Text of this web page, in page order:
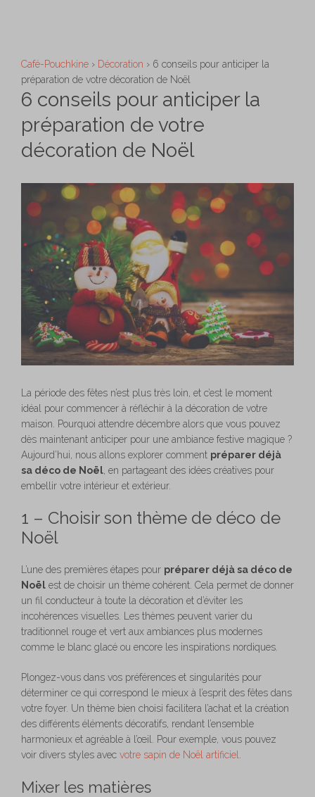
Café-Pouchkine › Décoration › 6 conseils pour anticiper la
préparation de votre décoration de Noël
6 conseils pour anticiper la
préparation de votre
décoration de Noël
La période des fêtes n’est plus très loin, et c’est le moment
idéal pour commencer à réfléchir à la décoration de votre
maison. Pourquoi attendre décembre alors que vous pouvez
dès maintenant anticiper pour une ambiance festive magique ?
Aujourd’hui, nous allons explorer comment préparer déjà
sa déco de Noël , en partageant des idées créatives pour
embellir votre intérieur et extérieur.
1 – Choisir son thème de déco de
Noël
L’une des premières étapes pour préparer déjà sa déco de
Noël est de choisir un thème cohérent. Cela permet de donner
un fil conducteur à toute la décoration et d’éviter les
incohérences visuelles. Les thèmes peuvent varier du
traditionnel rouge et vert aux ambiances plus modernes
comme le blanc glacé ou encore les inspirations nordiques.
Plongez-vous dans vos préférences et singularités pour
déterminer ce qui correspond le mieux à l’esprit des fêtes dans
votre foyer. Un thème bien choisi facilitera l’achat et la création
des différents éléments décoratifs, rendant l’ensemble
harmonieux et agréable à l’œil. Pour exemple, vous pouvez
voir divers styles avec votre sapin de Noël artificiel
Mixer les matières